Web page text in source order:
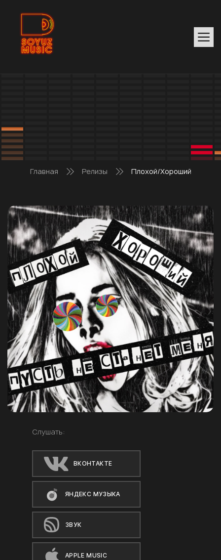
Главная Релизы Плохой/Хороший
Слушать:
ВКОНТАКТЕ
ЯНДЕКС МУЗЫКА
ЗВУК
APPLE MUSIC